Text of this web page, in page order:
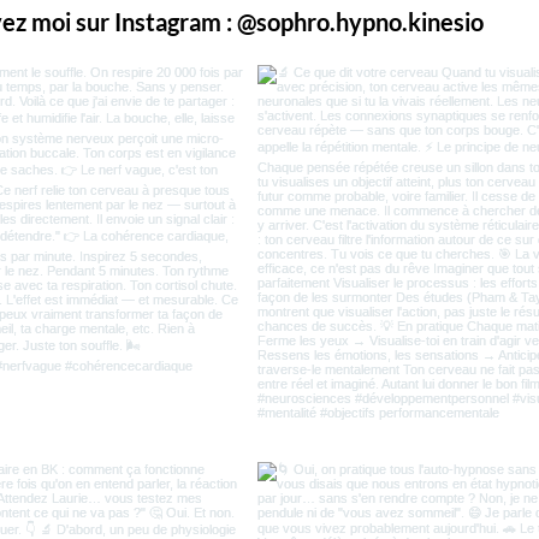
moi sur Instagram : @sophro.hypno.kinesio